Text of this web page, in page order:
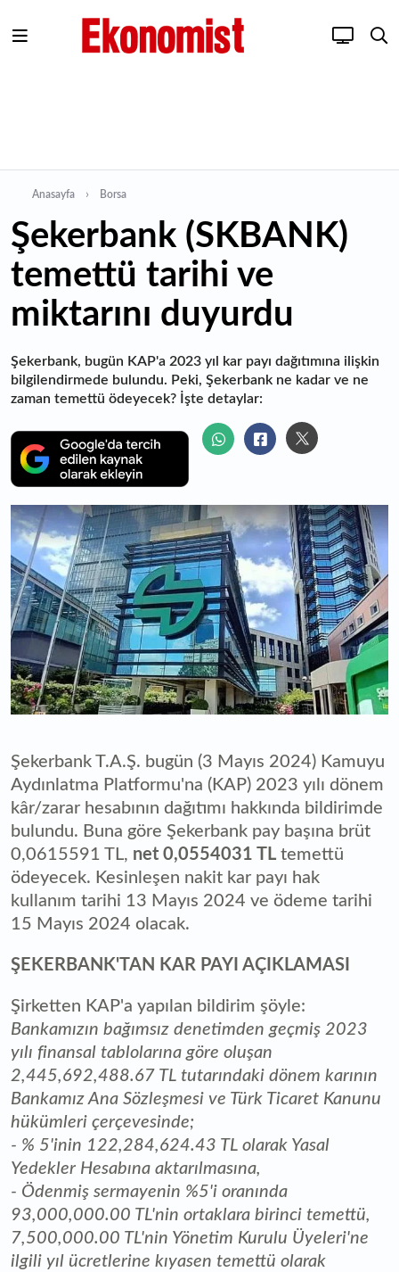
Anasayfa Borsa
Şekerbank (SKBANK)
temettü tarihi ve
miktarını duyurdu
Şekerbank, bugün KAP'a 2023 yıl kar payı dağıtımına ilişkin
bilgilendirmede bulundu. Peki, Şekerbank ne kadar ve ne
zaman temettü ödeyecek? İşte detaylar:
Şekerbank T.A.Ş. bugün (3 Mayıs 2024) Kamuyu
Aydınlatma Platformu'na (KAP) 2023 yılı dönem
kâr/zarar hesabının dağıtımı hakkında bildirimde
bulundu. Buna göre Şekerbank pay başına brüt
0,0615591 TL, net 0,0554031 TL temettü
ödeyecek. Kesinleşen nakit kar payı hak
kullanım tarihi 13 Mayıs 2024 ve ödeme tarihi
15 Mayıs 2024 olacak.
ŞEKERBANK'TAN KAR PAYI AÇIKLAMASI
Şirketten KAP'a yapılan bildirim şöyle:
Bankamızın bağımsız denetimden geçmiş 2023
yılı finansal tablolarına göre oluşan
2,445,692,488.67 TL tutarındaki dönem karının
Bankamız Ana Sözleşmesi ve Türk Ticaret Kanunu
hükümleri çerçevesinde;
- % 5'inin 122,284,624.43 TL olarak Yasal
Yedekler Hesabına aktarılmasına,
- Ödenmiş sermayenin %5'i oranında
93,000,000.00 TL'nin ortaklara birinci temettü,
7,500,000.00 TL'nin Yönetim Kurulu Üyeleri'ne
ilgili yıl ücretlerine kıyasen temettü olarak